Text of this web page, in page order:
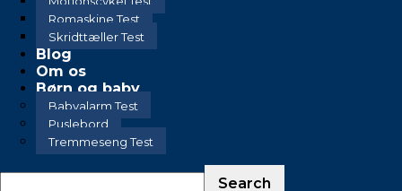
Romaskine Test
Skridttæller Test
Blog
Om os
Børn og baby
Babyalarm Test
Puslebord
Tremmeseng Test